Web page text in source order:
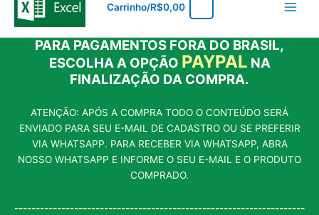
Carrinho/R$0,00
PARA PAGAMENTOS FORA DO BRASIL,
ESCOLHA A OPÇÃO PAYPAL NA
FINALIZAÇÃO DA COMPRA.
ATENÇÃO: APÓS A COMPRA TODO O CONTEÚDO SERÁ
ENVIADO PARA SEU E-MAIL DE CADASTRO OU SE PREFERIR
VIA WHATSAPP. PARA RECEBER VIA WHATSAPP, ABRA
NOSSO WHATSAPP E INFORME O SEU E-MAIL E O PRODUTO
COMPRADO.
--------------------------------------------------------------------